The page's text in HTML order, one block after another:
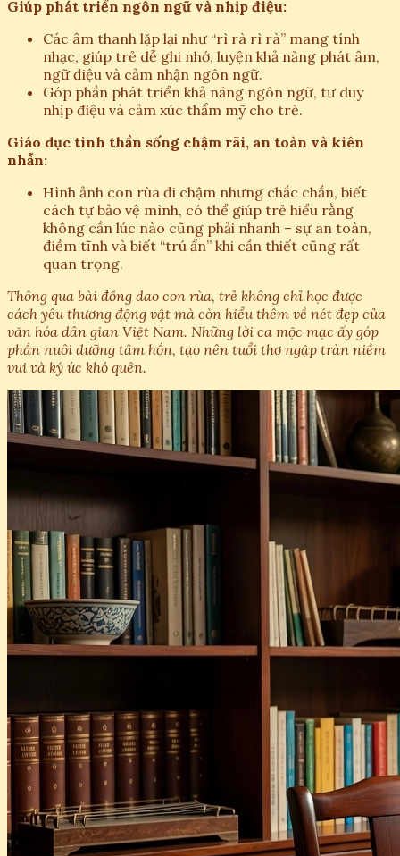
Giúp phát triển ngôn ngữ và nhịp điệu:
Các âm thanh lặp lại như “rì rà rì rà” mang tính
nhạc, giúp trẻ dễ ghi nhớ, luyện khả năng phát âm,
ngữ điệu và cảm nhận ngôn ngữ.
Góp phần phát triển khả năng ngôn ngữ, tư duy
nhịp điệu và cảm xúc thẩm mỹ cho trẻ.
Giáo dục tinh thần sống chậm rãi, an toàn và kiên
nhẫn:
Hình ảnh con rùa đi chậm nhưng chắc chắn, biết
cách tự bảo vệ mình, có thể giúp trẻ hiểu rằng
không cần lúc nào cũng phải nhanh – sự an toàn,
điềm tĩnh và biết “trú ẩn” khi cần thiết cũng rất
quan trọng.
Thông qua bài đồng dao con rùa, trẻ không chỉ học được
cách yêu thương động vật mà còn hiểu thêm về nét đẹp của
văn hóa dân gian Việt Nam. Những lời ca mộc mạc ấy góp
phần nuôi dưỡng tâm hồn, tạo nên tuổi thơ ngập tràn niềm
vui và ký ức khó quên.